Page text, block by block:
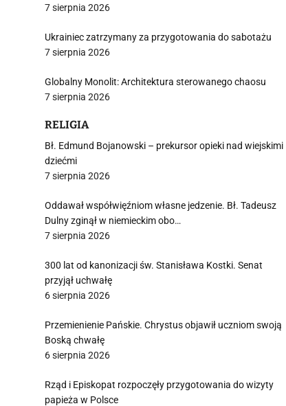
7 sierpnia 2026
Ukrainiec zatrzymany za przygotowania do sabotażu
7 sierpnia 2026
Globalny Monolit: Architektura sterowanego chaosu
7 sierpnia 2026
RELIGIA
Bł. Edmund Bojanowski – prekursor opieki nad wiejskimi
dziećmi
7 sierpnia 2026
Oddawał współwięźniom własne jedzenie. Bł. Tadeusz
Dulny zginął w niemieckim obo…
7 sierpnia 2026
300 lat od kanonizacji św. Stanisława Kostki. Senat
przyjął uchwałę
6 sierpnia 2026
Przemienienie Pańskie. Chrystus objawił uczniom swoją
Boską chwałę
6 sierpnia 2026
Rząd i Episkopat rozpoczęły przygotowania do wizyty
papieża w Polsce